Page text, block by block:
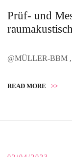
Prüf- und
@MÜLLER-BBM ,
READ MORE >>